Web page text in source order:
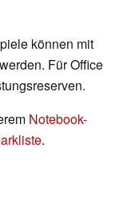
können mit
Für Office
Notebook-
.